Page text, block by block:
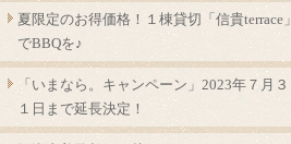
夏限定のお得価格！１棟貸切「信貴terrace」
でBBQを♪
「いまなら。キャンペーン」2023年７月３
１日まで延長決定！